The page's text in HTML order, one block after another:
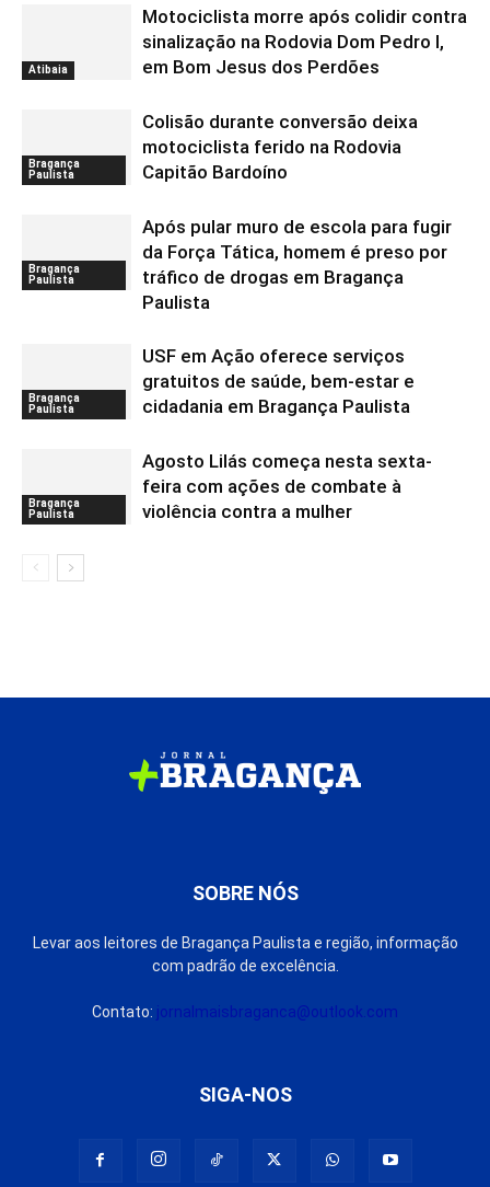
Atibaia
Motociclista morre após colidir contra
sinalização na Rodovia Dom Pedro I,
em Bom Jesus dos Perdões
Bragança
Paulista
Colisão durante conversão deixa
motociclista ferido na Rodovia
Capitão Bardoíno
Bragança
Paulista
Após pular muro de escola para fugir
da Força Tática, homem é preso por
tráfico de drogas em Bragança
Paulista
Bragança
Paulista
USF em Ação oferece serviços
gratuitos de saúde, bem-estar e
cidadania em Bragança Paulista
Bragança
Paulista
Agosto Lilás começa nesta sexta-
feira com ações de combate à
violência contra a mulher
SOBRE NÓS
Levar aos leitores de Bragança Paulista e região, informação
com padrão de excelência.
Contato: jornalmaisbraganca@outlook.com
SIGA-NOS